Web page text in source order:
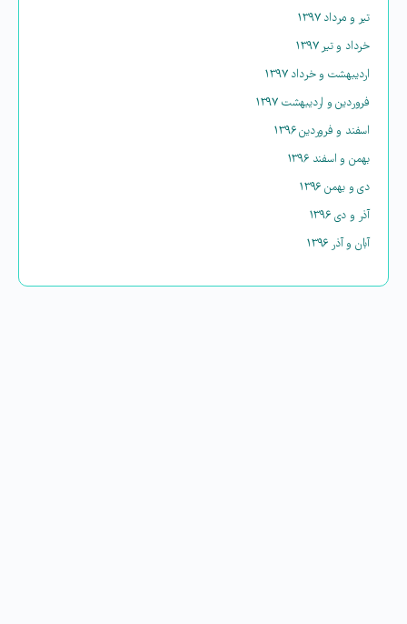
تیر و مرداد ۱۳۹۷
خرداد و تیر ۱۳۹۷
اردیبهشت و خرداد ۱۳۹۷
فروردین و اردیبهشت ۱۳۹۷
اسفند و فروردین ۱۳۹۶
بهمن و اسفند ۱۳۹۶
دی و بهمن ۱۳۹۶
آذر و دی ۱۳۹۶
آبان و آذر ۱۳۹۶